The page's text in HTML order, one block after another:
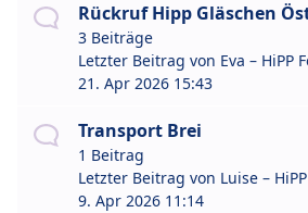
Rückruf Hipp Gläschen
3 Beiträge
Letzter Beitrag von Eva – HiPP
21. Apr 2026 15:43
Transport Brei
1 Beitrag
Letzter Beitrag von Luise –
9. Apr 2026 11:14